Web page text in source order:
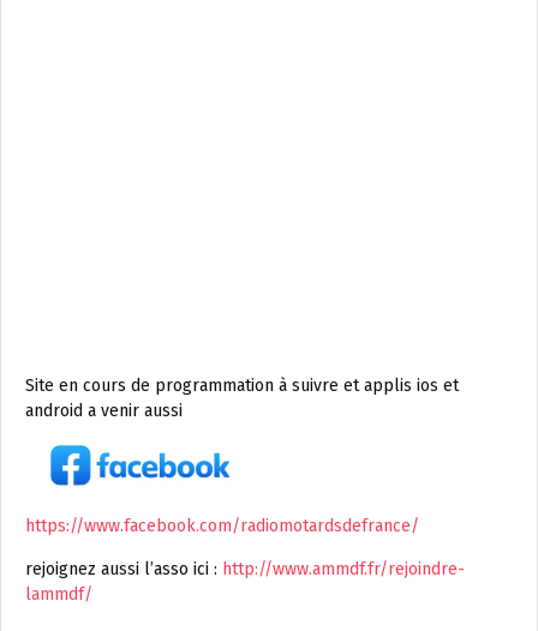
Site en cours de programmation à suivre et applis ios et
android a venir aussi
https://www.facebook.com/radiomotardsdefrance/
rejoignez aussi l’asso ici : http://www.ammdf.fr/rejoindre-
lammdf/